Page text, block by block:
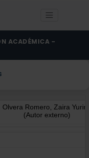
ACADÉMICA -
Olvera Romero, Zaira
(Autor externo)